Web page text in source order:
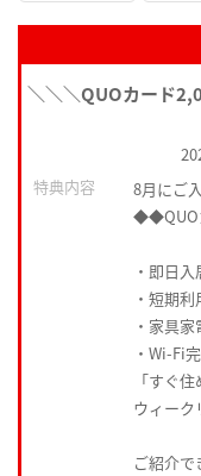
＼＼＼QUOカード
特典内容
8月にご
◆◆QUO
・即日入
・短期
・家具
・Wi-Fi
「すぐ
ウィーク
ご紹介